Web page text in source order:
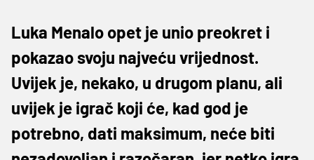
Luka Menalo opet je unio preokret i
pokazao svoju najveću vrijednost.
Uvijek je, nekako, u drugom planu, ali
uvijek je igrač koji će, kad god je
potrebno, dati maksimum, neće biti